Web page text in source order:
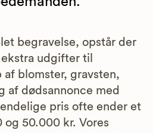
begravelse, opstår der
udgifter til
blomster, gravsten,
af dødsannonce med
pris ofte ender et
50.000 kr. Vores